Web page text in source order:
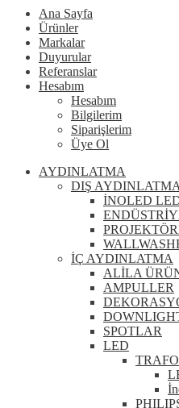
Ana Sayfa
Ürünler
Markalar
Duyurular
Referanslar
Hesabım
Hesabım
Bilgilerim
Siparişlerim
Üye Ol
AYDINLATMA
DIŞ AYDINLATMA
İNOLED
İÇ AYDINLATMA
ALİLA
AMPULLER
SPOTLAR
LED